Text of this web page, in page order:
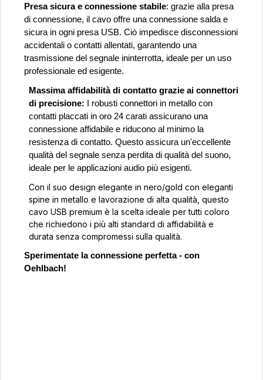
Presa sicura e connessione stabile: grazie alla presa
di connessione, il cavo offre una connessione salda e
sicura in ogni presa USB. Ciò impedisce disconnessioni
accidentali o contatti allentati, garantendo una
trasmissione del segnale ininterrotta, ideale per un uso
professionale ed esigente.
Massima affidabilità di contatto grazie ai connettori
di precisione: I robusti connettori in metallo con
contatti placcati in oro 24 carati assicurano una
connessione affidabile e riducono al minimo la
resistenza di contatto. Questo assicura un'eccellente
qualità del segnale senza perdita di qualità del suono,
ideale per le applicazioni audio più esigenti.
Con il suo design elegante in nero/gold con eleganti
spine in metallo e lavorazione di alta qualità, questo
cavo USB premium è la scelta ideale per tutti coloro
che richiedono i più alti standard di affidabilità e
durata senza compromessi sulla qualità.
Sperimentate la connessione perfetta - con
Oehlbach!